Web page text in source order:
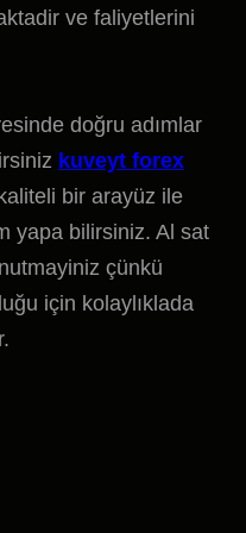
ve faliyetlerini
doğru adımlar
kuveyt forex
bir arayüz ile
yapa bilirsiniz. Al sat
çünkü
için kolaylıklada